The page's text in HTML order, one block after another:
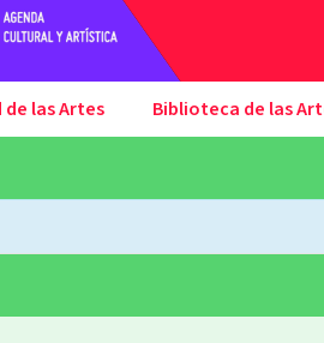
las Artes Biblioteca de las